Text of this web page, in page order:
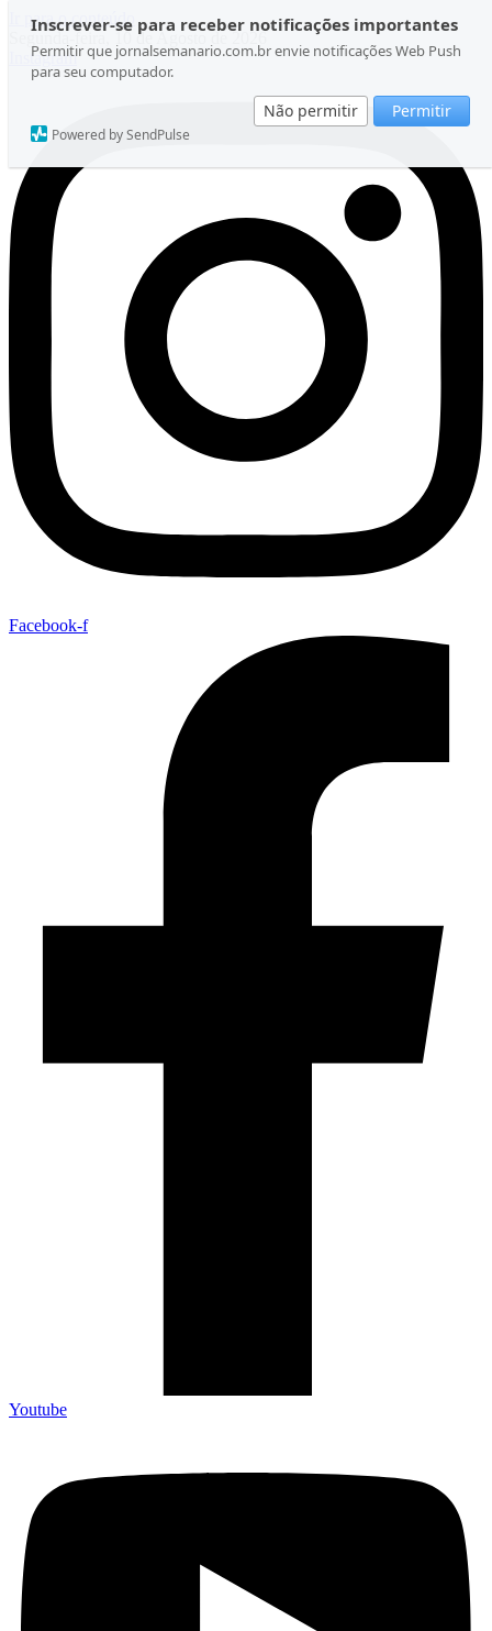
Inscrever-se para receber notificações importantes
Permitir que jornalsemanario.com.br envie notificações Web Push
para seu computador.
Não permitir Permitir
Powered by SendPulse
Ir para o conteúdo
Segunda-feira, 10 de Agosto de 2026
Instagram
Facebook-f
Youtube